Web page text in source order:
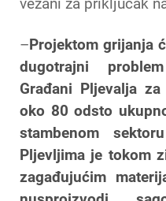
vezani za priključak
–Projektom grijanja
dugotrajni
Građani Pljevalja
oko 80 odsto
stambenom
Pljevljima je tokom
zagađujućim